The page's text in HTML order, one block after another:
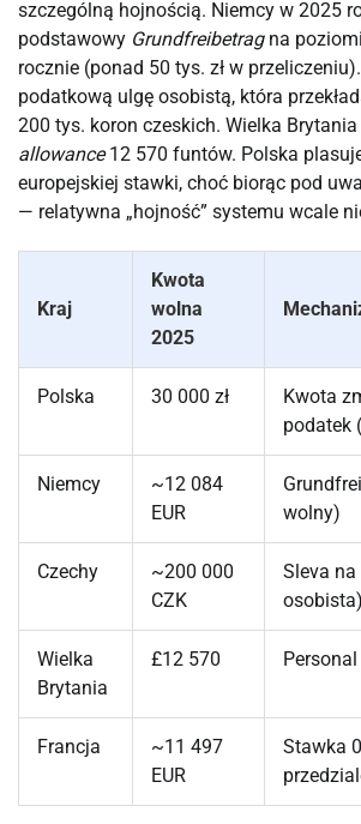
szczególną hojnością. Niemcy w 2025
podstawowy Grundfreibetragna
rocznie (ponad 50 tys. zł w
podatkową ulgę osobistą, która
200 tys. koron czeskich. Wielka
allowance12 570 funtów. Polska
europejskiej stawki, choć biorąc pod
— relatywna „hojność” systemu wcale
Kraj
Kwota
wolna
2025
Polska 30 000 zł
Kwota
podatek
Niemcy
~12 084
EUR
wolny)
Czechy
~200 000
CZK
Sleva
osobista)
Wielka
Brytania
£12 570
Francja
~11 497
EUR
Stawka